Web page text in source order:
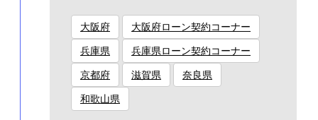
大阪府 大阪府ローン契約コーナー
兵庫県 兵庫県ローン契約コーナー
京都府 滋賀県 奈良県
和歌山県